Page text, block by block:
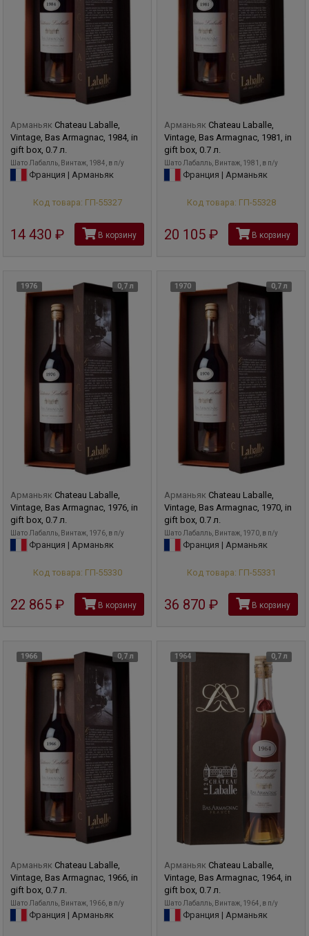
Арманьяк Chateau Laballe,
Vintage, Bas Armagnac, 1984, in
gift box, 0.7 л.
Шато Лабалль, Винтаж, 1984, в п/у
Франция | Арманьяк
Код товара: ГП-55327
14 430 рубВ корзину
Арманьяк Chateau Laballe,
Vintage, Bas Armagnac, 1981, in
gift box, 0.7 л.
Шато Лабалль, Винтаж, 1981, в п/у
Франция | Арманьяк
Код товара: ГП-55328
20 105 рубВ корзину
1976 0,7 л
Арманьяк Chateau Laballe,
Vintage, Bas Armagnac, 1976, in
gift box, 0.7 л.
Шато Лабалль, Винтаж, 1976, в п/у
Франция | Арманьяк
Код товара: ГП-55330
22 865 рубВ корзину
1970 0,7 л
Арманьяк Chateau Laballe,
Vintage, Bas Armagnac, 1970, in
gift box, 0.7 л.
Шато Лабалль, Винтаж, 1970, в п/у
Франция | Арманьяк
Код товара: ГП-55331
36 870 рубВ корзину
1966 0,7 л
Арманьяк Chateau Laballe,
Vintage, Bas Armagnac, 1966, in
gift box, 0.7 л.
Шато Лабалль, Винтаж, 1966, в п/у
Франция | Арманьяк
1964 0,7 л
Арманьяк Chateau Laballe,
Vintage, Bas Armagnac, 1964, in
gift box, 0.7 л.
Шато Лабалль, Винтаж, 1964, в п/у
Франция | Арманьяк